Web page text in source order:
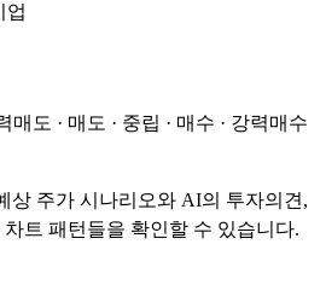
업
매도 · 매도 · 중립 · 매수 · 강력매수
상 주가 시나리오와 AI의 투자의견,
트 패턴들을 확인할 수 있습니다.